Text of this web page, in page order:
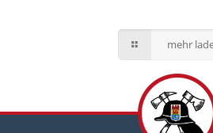
mehr